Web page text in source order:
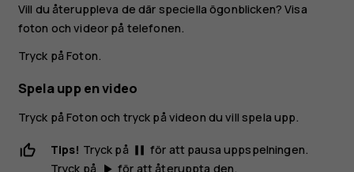
Vill du återuppleva de där speciella ögonblicken? Visa
foton och videor på telefonen.
Tryck påFoton.
Spela upp en video
Tryck påFoton och tryck på videon du vill spela upp.
Tips! Tryck på pause för att pausa uppspelningen.
Tryck på
för att återuppta den.